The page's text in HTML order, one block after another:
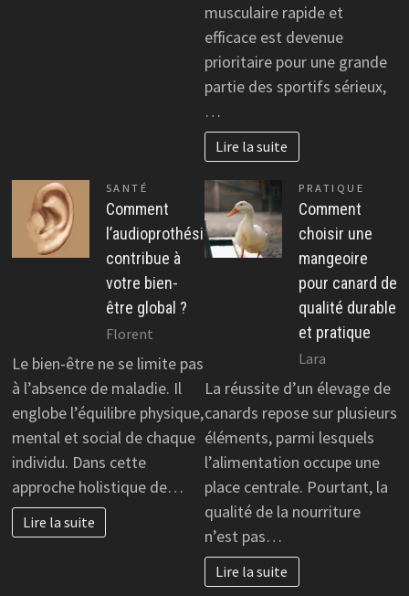
musculaire rapide et
efficace est devenue
prioritaire pour une grande
partie des sportifs sérieux,
…
Lire la suite
SANTÉ
Comment
l’audioprothésiste
contribue à
votre bien-
être global ?
Florent
Le bien-être ne se limite pas
à l’absence de maladie. Il
englobe l’équilibre physique,
mental et social de chaque
individu. Dans cette
approche holistique de…
Lire la suite
PRATIQUE
Comment
choisir une
mangeoire
pour canard de
qualité durable
et pratique
Lara
La réussite d’un élevage de
canards repose sur plusieurs
éléments, parmi lesquels
l’alimentation occupe une
place centrale. Pourtant, la
qualité de la nourriture
n’est pas…
Lire la suite